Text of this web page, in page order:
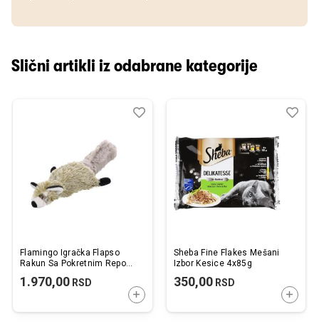
Slični artikli iz odabrane kategorije
Flamingo Igračka Flapso
Rakun Sa Pokretnim Repom
1.970,00 RSD
DODAJTE U KORPU
Dodaj
Uporedi
Sheba Fine Flakes Mešani
Izbor Kesice 4x85g
350,00RSD